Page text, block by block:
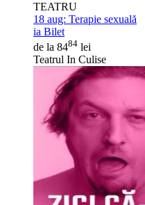
TEATRU
18 aug: Terapie sexuală
ia Bilet
de la 8484 lei
Teatrul In Culise